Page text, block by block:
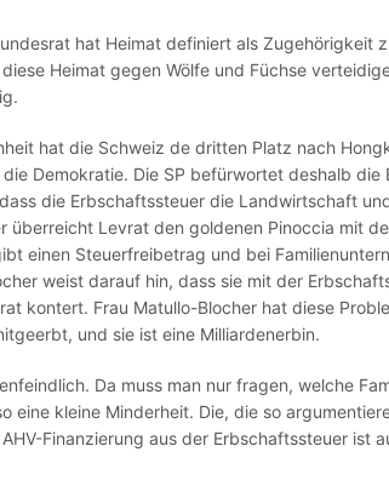
hat Heimat definiert als Zugehörigkeit
Heimat gegen Wölfe und Füchse
hat die Schweiz de dritten Platz nach
Demokratie. Die SP befürwortet deshalb die
die Erbschaftssteuer die Landwirtschaft
überreicht Levrat den goldenen Pinoccia mit
einen Steuerfreibetrag und bei
weist darauf hin, dass sie mit der
kontert. Frau Matullo-Blocher hat diese
und sie ist eine Milliardenerbin.
Da muss man nur fragen, welche
eine kleine Minderheit. Die, die so
Finanzierung aus der Erbschaftssteuer ist